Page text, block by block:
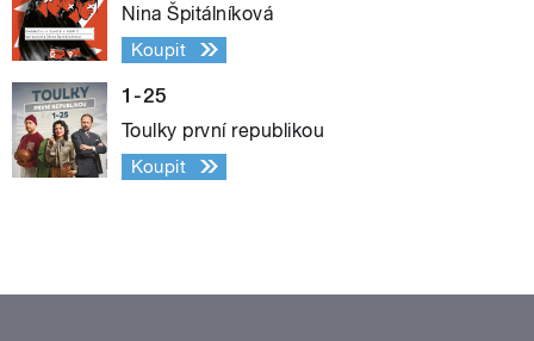
Nina Špitálníková
Koupit
1-25
Toulky první republikou
Koupit